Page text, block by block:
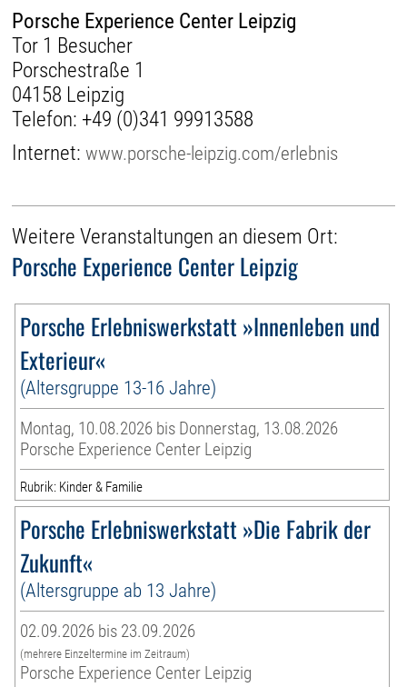
Porsche Experience Center Leipzig
Tor 1 Besucher
Porschestraße 1
04158 Leipzig
Telefon: +49 (0)341 99913588
Internet:www.porsche-leipzig.com/erlebnis
Weitere Veranstaltungen an diesem Ort:
Porsche Experience Center Leipzig
Porsche Erlebniswerkstatt »Innenleben und
Exterieur«
(Altersgruppe 13-16 Jahre)
Montag, 10.08.2026 bis Donnerstag, 13.08.2026
Porsche Experience Center Leipzig
Rubrik: Kinder & Familie
Porsche Erlebniswerkstatt »Die Fabrik der
Zukunft«
(Altersgruppe ab 13 Jahre)
02.09.2026 bis 23.09.2026
(mehrere Einzeltermine im Zeitraum)
Porsche Experience Center Leipzig